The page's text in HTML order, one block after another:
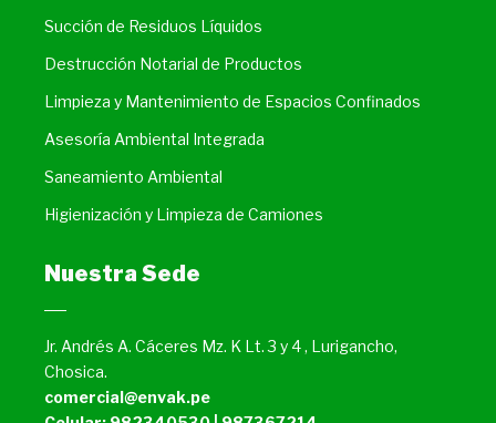
Succión de Residuos Líquidos
Destrucción Notarial de Productos
Limpieza y Mantenimiento de Espacios Confinados
Asesoría Ambiental Integrada
Saneamiento Ambiental
Higienización y Limpieza de Camiones
Nuestra Sede
Jr. Andrés A. Cáceres Mz. K Lt. 3 y 4 , Lurigancho,
Chosica.
comercial@envak.pe